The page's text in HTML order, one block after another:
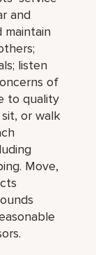
and
maintain
listen
of
to quality
or walk
Move,